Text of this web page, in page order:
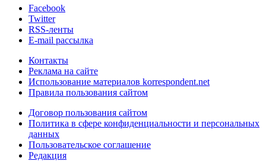
Facebook
Twitter
RSS-ленты
E-mail рассылка
Контакты
Реклама на сайте
Использование материалов korrespondent.net
Правила пользования сайтом
Договор пользования сайтом
Политика в сфере конфиденциальности и персональных
данных
Пользовательское соглашение
Редакция